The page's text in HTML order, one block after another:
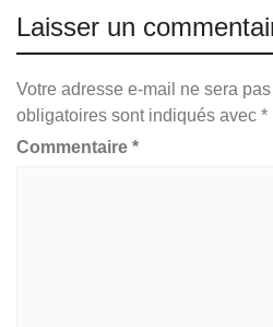
Laisser un
Votre adresse e-mail ne sera
obligatoires sont indiqués avec *
Commentaire *